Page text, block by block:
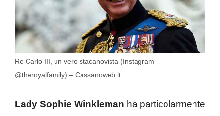
Re Carlo III, un vero stacanovista (Instagram
@theroyalfamily) – Cassanoweb.it
Lady Sophie Winkleman ha particolarmente